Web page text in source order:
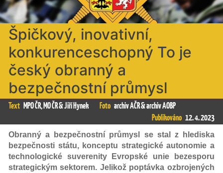
Špičkový, inovativní,
konkurenceschopný To je
český obranný a
bezpečnostní průmysl
Text MPO ČR, MO ČR & Jiří Hynek Foto archiv AČR & archiv AOBP
Publikováno 12. 4. 2023
Obranný a bezpečnostní průmysl se stal z hlediska
bezpečnosti státu, konceptu strategické autonomie a
technologické suverenity Evropské unie bezesporu
strategickým sektorem. Jelikož poptávka ozbrojených